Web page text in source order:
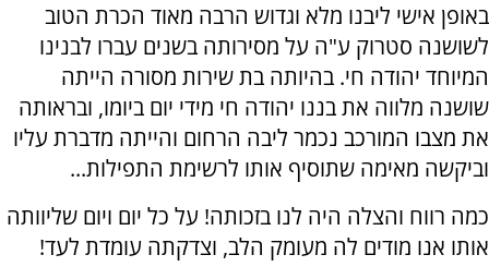
באופן אישי ליבנו מלא וגדוש הרבה מאוד הכרת הטוב
לשושנה סטרוק ע"ה על מסירותה בשנים עברו לבנינו
המיוחד יהודה חי. בהיותה בת שירות מסורה הייתה
שושנה מלווה את בננו יהודה חי מידי יום ביומו, ובראותה
את מצבו המורכב נכמר ליבה הרחום והייתה מדברת עליו
וביקשה מאימה שתוסיף אותו לרשימת התפילות...
כמה רווח והצלה היה לנו בזכותה! על כל יום ויום שליוותה
אותו אנו מודים לה מעומק הלב, וצדקתה עומדת לעד!